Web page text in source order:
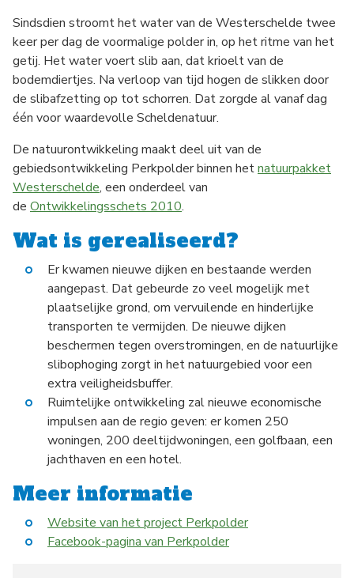
Sindsdien stroomt het water van de Westerschelde twee
keer per dag de voormalige polder in, op het ritme van het
getij. Het water voert slib aan, dat krioelt van de
bodemdiertjes. Na verloop van tijd hogen de slikken door
de slibafzetting op tot schorren. Dat zorgde al vanaf dag
één voor waardevolle Scheldenatuur.
De natuurontwikkeling maakt deel uit van de
gebiedsontwikkeling Perkpolder binnen hetnatuurpakket
Westerschelde, een onderdeel van
de Ontwikkelingsschets 2010.
Wat is gerealiseerd?
Er kwamen nieuwe dijken en bestaande werden
aangepast. Dat gebeurde zo veel mogelijk met
plaatselijke grond, om vervuilende en hinderlijke
transporten te vermijden. De nieuwe dijken
beschermen tegen overstromingen, en de natuurlijke
slibophoging zorgt in het natuurgebied voor een
extra veiligheidsbuffer.
Ruimtelijke ontwikkeling zal nieuwe economische
impulsen aan de regio geven: er komen 250
woningen, 200 deeltijdwoningen, een golfbaan, een
jachthaven en een hotel.
Meer informatie
Website van het project Perkpolder
Facebook-pagina van Perkpolder